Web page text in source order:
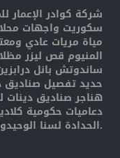
شركة كوادر الإعمار
سكوريت واجهات
مياة مريات عادي
المنيوم قص ليزر
ساندوتش بانل
حديد تفصيل صناديق
هناجر صناديق دينات
دعاميات حكومية
الحدادة لسنا الوحيدون ولكننا الافضل.